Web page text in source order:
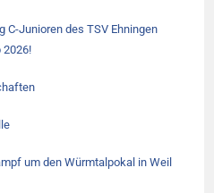
C-Junioren des TSV Ehningen
2026!
um den Würmtalpokal in Weil